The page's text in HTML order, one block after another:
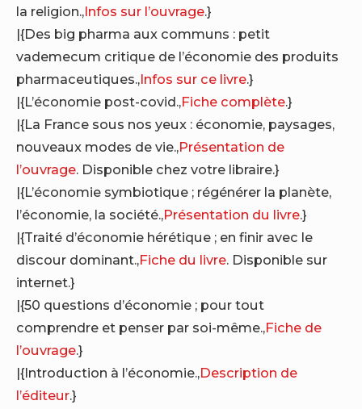
la religion.,Infos sur l’ouvrage.}
|{Des big pharma aux communs : petit
vademecum critique de l’économie des produits
pharmaceutiques.,Infos sur ce livre.}
|{L’économie post-covid.,Fiche complète.}
|{La France sous nos yeux : économie, paysages,
nouveaux modes de vie.,Présentation de
l’ouvrage. Disponible chez votre libraire.}
|{L’économie symbiotique ; régénérer la planète,
l’économie, la société.,Présentation du livre.}
|{Traité d’économie hérétique ; en finir avec le
discour dominant.,Fiche du livre. Disponible sur
internet.}
|{50 questions d’économie ; pour tout
comprendre et penser par soi-même.,Fiche de
l’ouvrage.}
|{Introduction à l’économie.,Description de
l’éditeur.}